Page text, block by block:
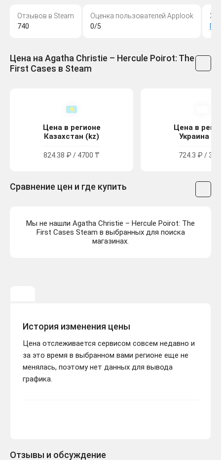
Отзывов в Steam
740
Оценка пользователей Applook
0/5
Цена на Agatha Christie – Hercule Poirot: The
First Cases в Steam
Цена в регионе
Казахстан (kz)
824.38 ₽ / 4700 ₸
Цена в
Украина
724.3 ₽ /
Сравнение цен и где купить
Мы не нашли Agatha Christie – Hercule Poirot: The
First Cases Steam в выбранных для поиска
магазинах.
История изменения цены
Цена отслеживается сервисом совсем недавно и
за это время в выбранном вами регионе еще не
менялась, поэтому нет данных для вывода
графика.
Отзывы и обсуждение